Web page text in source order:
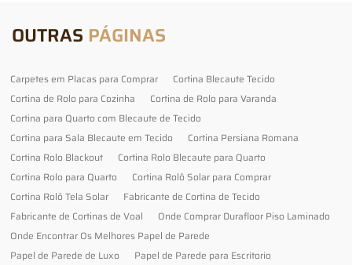
OUTRAS PÁGINAS
Carpetes em Placas para Comprar
Cortina Blecaute Tecido
Cortina de Rolo para Cozinha
Cortina de Rolo para Varanda
Cortina para Quarto com Blecaute de Tecido
Cortina para Sala Blecaute em Tecido
Cortina Persiana Romana
Cortina Rolo Blackout
Cortina Rolo Blecaute para Quarto
Cortina Rolo para Quarto
Cortina Rolô Solar para Comprar
Cortina Rolô Tela Solar
Fabricante de Cortina de Tecido
Fabricante de Cortinas de Voal
Onde Comprar Durafloor Piso Laminado
Onde Encontrar Os Melhores Papel de Parede
Papel de Parede de Luxo
Papel de Parede para Escritorio